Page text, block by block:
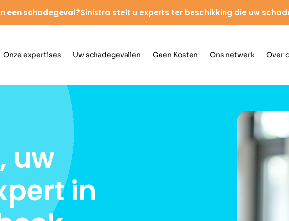
een schadegeval?Sinistra stelt u experts ter beschikking die uw
Onze expertises Uw schadegevallen Geen Kosten Ons netwerk Over
uw
in